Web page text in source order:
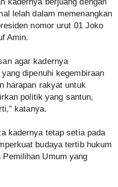
lelah dalam memenangkan
nomor urut 01 Joko
Amin.
agar kadernya
dipenuhi kegembiraan
harapan rakyat untuk
politik yang santun,
katanya.
kadernya tetap setia pada
budaya tertib hukum
Umum yang